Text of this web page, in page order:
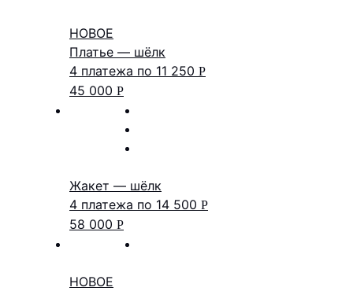
НОВОЕ
Платье — шёлк
4 платежа по 11 250 Р
45 000 Р
Жакет — шёлк
4 платежа по 14 500 Р
58 000 Р
НОВОЕ